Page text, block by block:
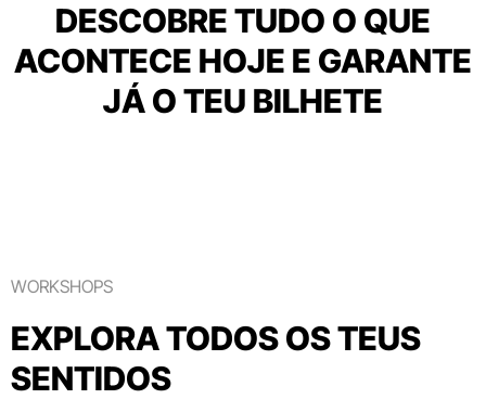
DESCOBRE TUDO O QUE
ACONTECE HOJE E GARANTE
JÁ O TEU BILHETE
WORKSHOPS
EXPLORA TODOS OS TEUS
SENTIDOS